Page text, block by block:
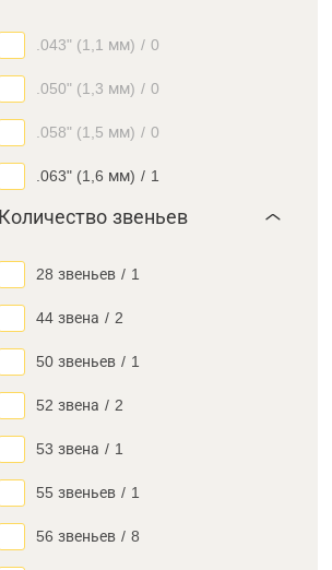
.043" (1,1 мм) / 0
.050" (1,3 мм) / 0
.058" (1,5 мм) / 0
.063" (1,6 мм) / 1
Количество звеньев
28 звеньев / 1
44 звена / 2
50 звеньев / 1
52 звена / 2
53 звена / 1
55 звеньев / 1
56 звеньев / 8